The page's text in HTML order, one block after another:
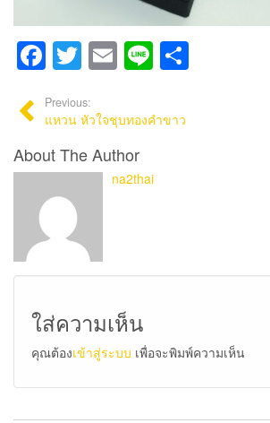
Facebook
Twitter
Email
Line
Previous:
แหวน หัวใจชุบทองคำขาว
About The Author
na2thai
ใส่ความเห็น
คุณต้องเข้าสู่ระบบ เพื่อจะพิมพ์ความเห็น